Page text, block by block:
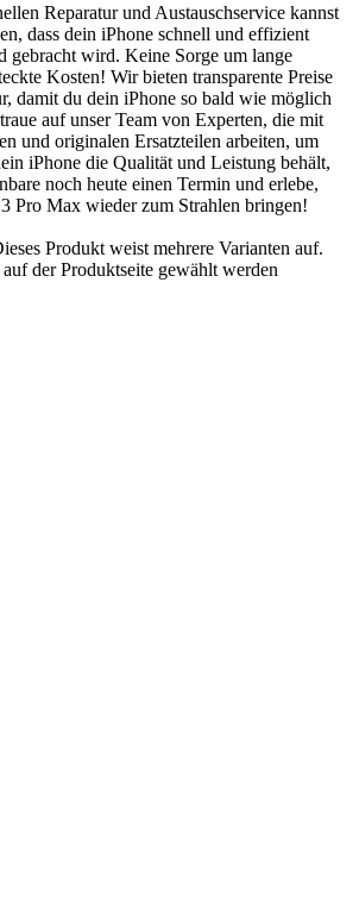
Reparatur und Austauschservice kannst
dass dein iPhone schnell und effizient
gebracht wird. Keine Sorge um lange
Kosten! Wir bieten transparente Preise
damit du dein iPhone so bald wie möglich
auf unser Team von Experten, die mit
und originalen Ersatzteilen arbeiten, um
iPhone die Qualität und Leistung behält,
noch heute einen Termin und erlebe,
Pro Max wieder zum Strahlen bringen!
Produkt weist mehrere Varianten auf.
der Produktseite gewählt werden